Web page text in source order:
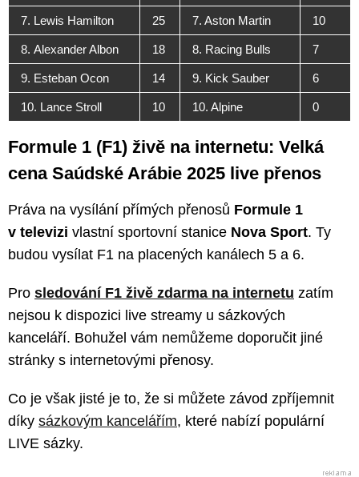
7. Lewis Hamilton 25 7. Aston Martin 10
8. Alexander Albon 18 8. Racing Bulls 7
9. Esteban Ocon 14 9. Kick Sauber 6
10. Lance Stroll 10 10. Alpine 0
Formule 1 (F1) živě na internetu: Velká
cena Saúdské Arábie 2025 live přenos
Práva na vysílání přímých přenosů Formule 1
v televizi vlastní sportovní stanice Nova Sport. Ty
budou vysílat F1 na placených kanálech 5 a 6.
Pro sledování F1 živě zdarma na internetu zatím
nejsou k dispozici live streamy u sázkových
kanceláří. Bohužel vám nemůžeme doporučit jiné
stránky s internetovými přenosy.
Co je však jisté je to, že si můžete závod zpříjemnit
díky sázkovým kancelářím, které nabízí populární
LIVE sázky.